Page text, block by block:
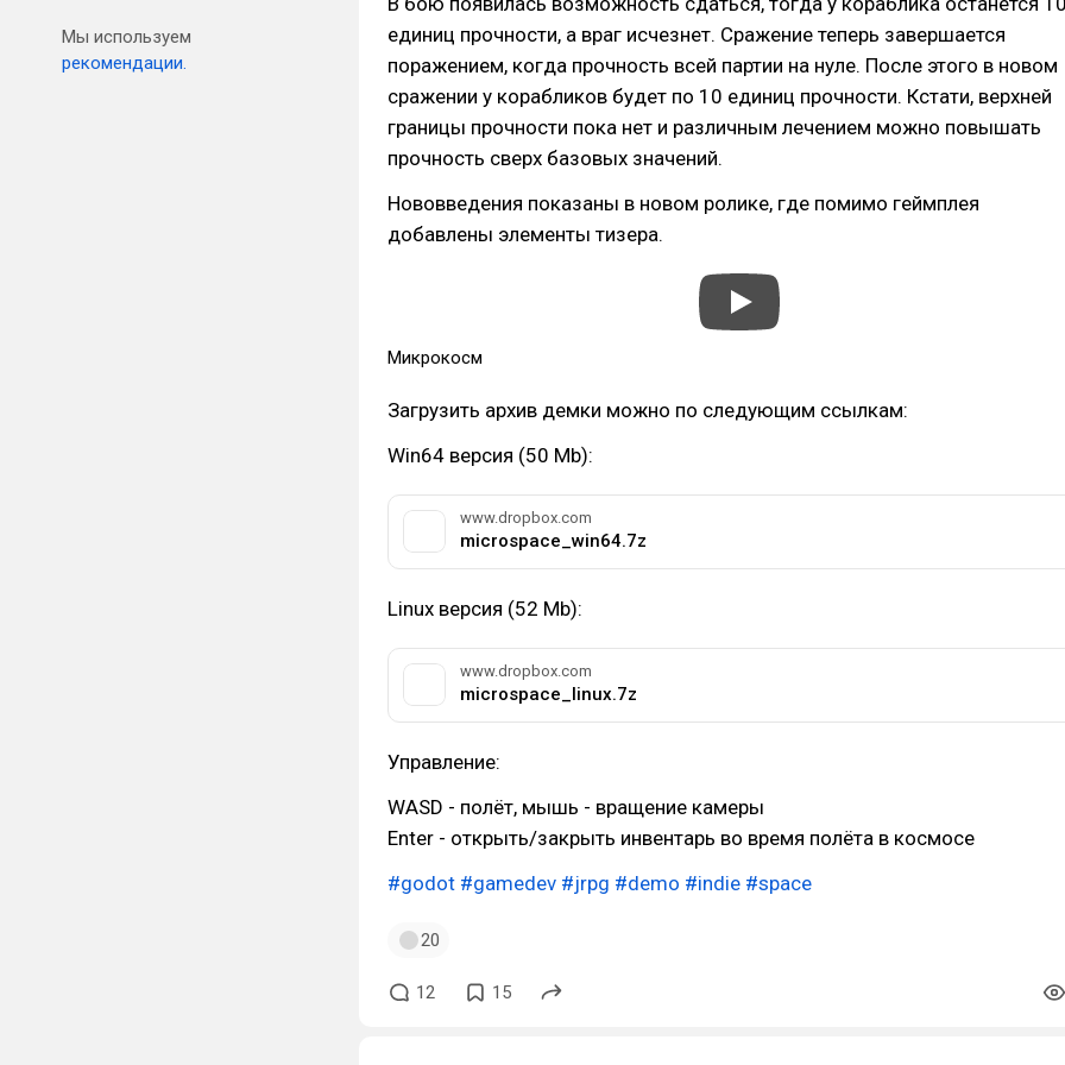
Мы используем
рекомендации.
единиц прочности, а враг исчезнет. Сражение теперь завершается
поражением, когда прочность всей партии на нуле. После этого в новом
сражении у корабликов будет по 10 единиц прочности. Кстати, верхней
границы прочности пока нет и различным лечением можно повышать
прочность сверх базовых значений.
Нововведения показаны в новом ролике, где помимо геймплея
добавлены элементы тизера.
Микрокосм
Загрузить архив демки можно по следующим ссылкам:
Win64 версия (50 Mb):
www.dropbox.com
microspace_win64.7z
Linux версия (52 Mb):
www.dropbox.com
microspace_linux.7z
Управление:
WASD - полёт, мышь - вращение камеры
Enter - открыть/закрыть инвентарь во время полёта в космосе
#godot #gamedev #jrpg #demo #indie #space
20
12 15